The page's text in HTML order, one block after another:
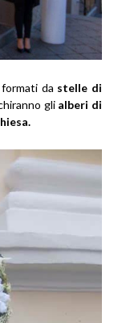
da stelle di
glialberi di